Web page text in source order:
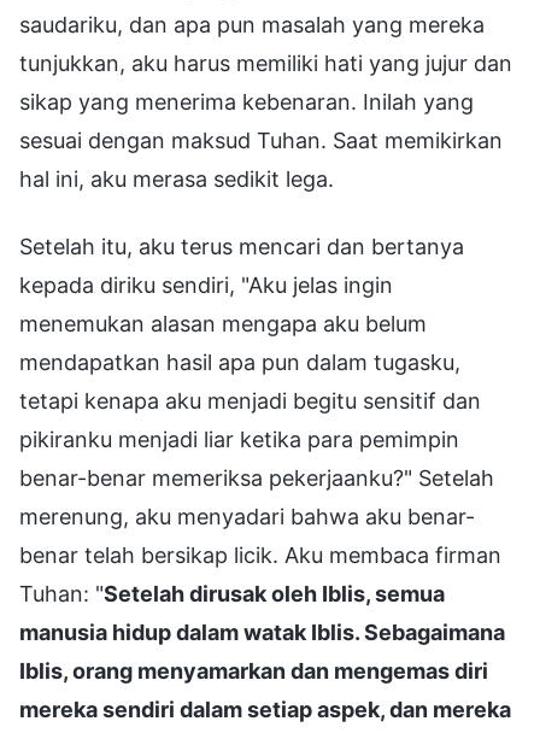
saudariku, dan apa pun masalah yang mereka
tunjukkan, aku harus memiliki hati yang jujur dan
sikap yang menerima kebenaran. Inilah yang
sesuai dengan maksud Tuhan. Saat memikirkan
hal ini, aku merasa sedikit lega.
Setelah itu, aku terus mencari dan bertanya
kepada diriku sendiri, "Aku jelas ingin
menemukan alasan mengapa aku belum
mendapatkan hasil apa pun dalam tugasku,
tetapi kenapa aku menjadi begitu sensitif dan
pikiranku menjadi liar ketika para pemimpin
benar-benar memeriksa pekerjaanku?" Setelah
merenung, aku menyadari bahwa aku benar-
benar telah bersikap licik. Aku membaca firman
Tuhan: "Setelah dirusak oleh Iblis, semua
manusia hidup dalam watak Iblis. Sebagaimana
Iblis, orang menyamarkan dan mengemas diri
mereka sendiri dalam setiap aspek, dan mereka